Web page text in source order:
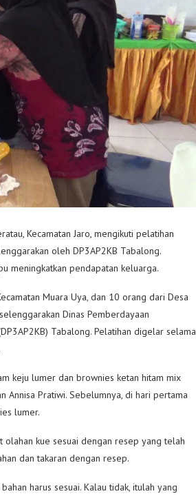
Kecamatan Jaro, mengikuti pelatihan
oleh DP3AP2KB Tabalong.
meningkatkan pendapatan keluarga.
Muara Uya, dan 10 orang dari Desa
Dinas Pemberdayaan
Tabalong. Pelatihan digelar selama
keju lumer dan brownies ketan hitam mix
Annisa Pratiwi. Sebelumnya, di hari pertama
lumer.
kue sesuai dengan resep yang telah
dan takaran dengan resep.
harus sesuai. Kalau tidak, itulah yang